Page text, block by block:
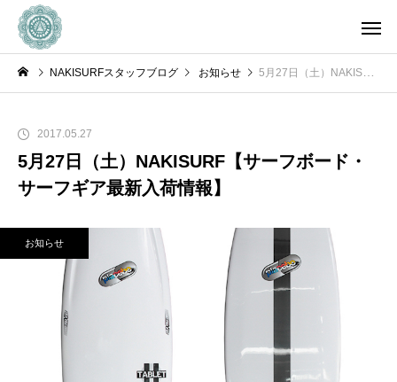
NAKISURFスタッフブログ お知らせ 5月27日（土）NAKISURF【サーフボード・サーフギア最新入荷情報】
2017.05.27
5月27日（土）NAKISURF【サーフボード・
サーフギア最新入荷情報】
お知らせ